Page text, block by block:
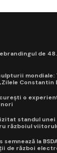
de
mondiale:
Constantin
o
standul
războiul
semnează la
de război